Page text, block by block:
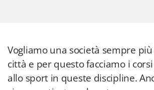
Vogliamo una società sempre
città e per questo facciamo i
allo sport in queste discipline.